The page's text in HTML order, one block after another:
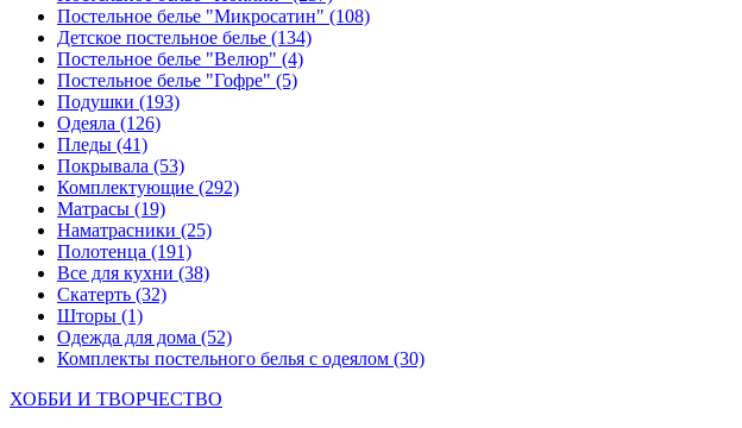
Постельное белье "Микросатин" (108)
Детское постельное белье (134)
Постельное белье "Велюр" (4)
Постельное белье "Гофре" (5)
Подушки (193)
Одеяла (126)
Пледы (41)
Покрывала (53)
Комплектующие (292)
Матрасы (19)
Наматрасники (25)
Полотенца (191)
Все для кухни (38)
Скатерть (32)
Шторы (1)
Одежда для дома (52)
Комплекты постельного белья с одеялом (30)
ХОББИ И ТВОРЧЕСТВО